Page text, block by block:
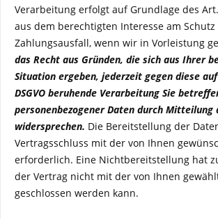
Verarbeitung erfolgt auf Grundlage des Art.
aus dem berechtigten Interesse am Schutz
Zahlungsausfall, wenn wir in Vorleistung
das Recht aus Gründen, die sich aus Ihrer
Situation ergeben, jederzeit gegen diese
DSGVO beruhende Verarbeitung Sie
personenbezogener Daten durch Mitteilung
widersprechen. Die Bereitstellung der
Vertragsschluss mit der von Ihnen
erforderlich. Eine Nichtbereitstellung hat
der Vertrag nicht mit der von Ihnen
geschlossen werden kann.